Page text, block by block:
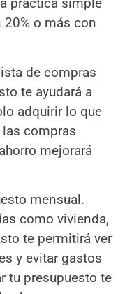
práctica simple
o más con
de compras
te ayudará a
adquirir lo que
compras
mejorará
mensual.
como vivienda,
te permitirá ver
y evitar gastos
tu presupuesto te